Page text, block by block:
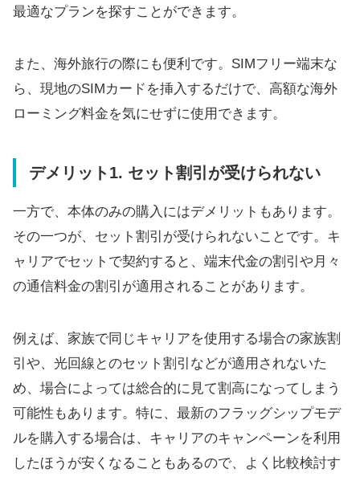
最適なプランを探すことができます。
また、海外旅行の際にも便利です。SIMフリー端末な
ら、現地のSIMカードを挿入するだけで、高額な海外
ローミング料金を気にせずに使用できます。
デメリット1. セット割引が受けられない
一方で、本体のみの購入にはデメリットもあります。
その一つが、セット割引が受けられないことです。キ
ャリアでセットで契約すると、端末代金の割引や月々
の通信料金の割引が適用されることがあります。
例えば、家族で同じキャリアを使用する場合の家族割
引や、光回線とのセット割引などが適用されないた
め、場合によっては総合的に見て割高になってしまう
可能性もあります。特に、最新のフラッグシップモデ
ルを購入する場合は、キャリアのキャンペーンを利用
したほうが安くなることもあるので、よく比較検討す